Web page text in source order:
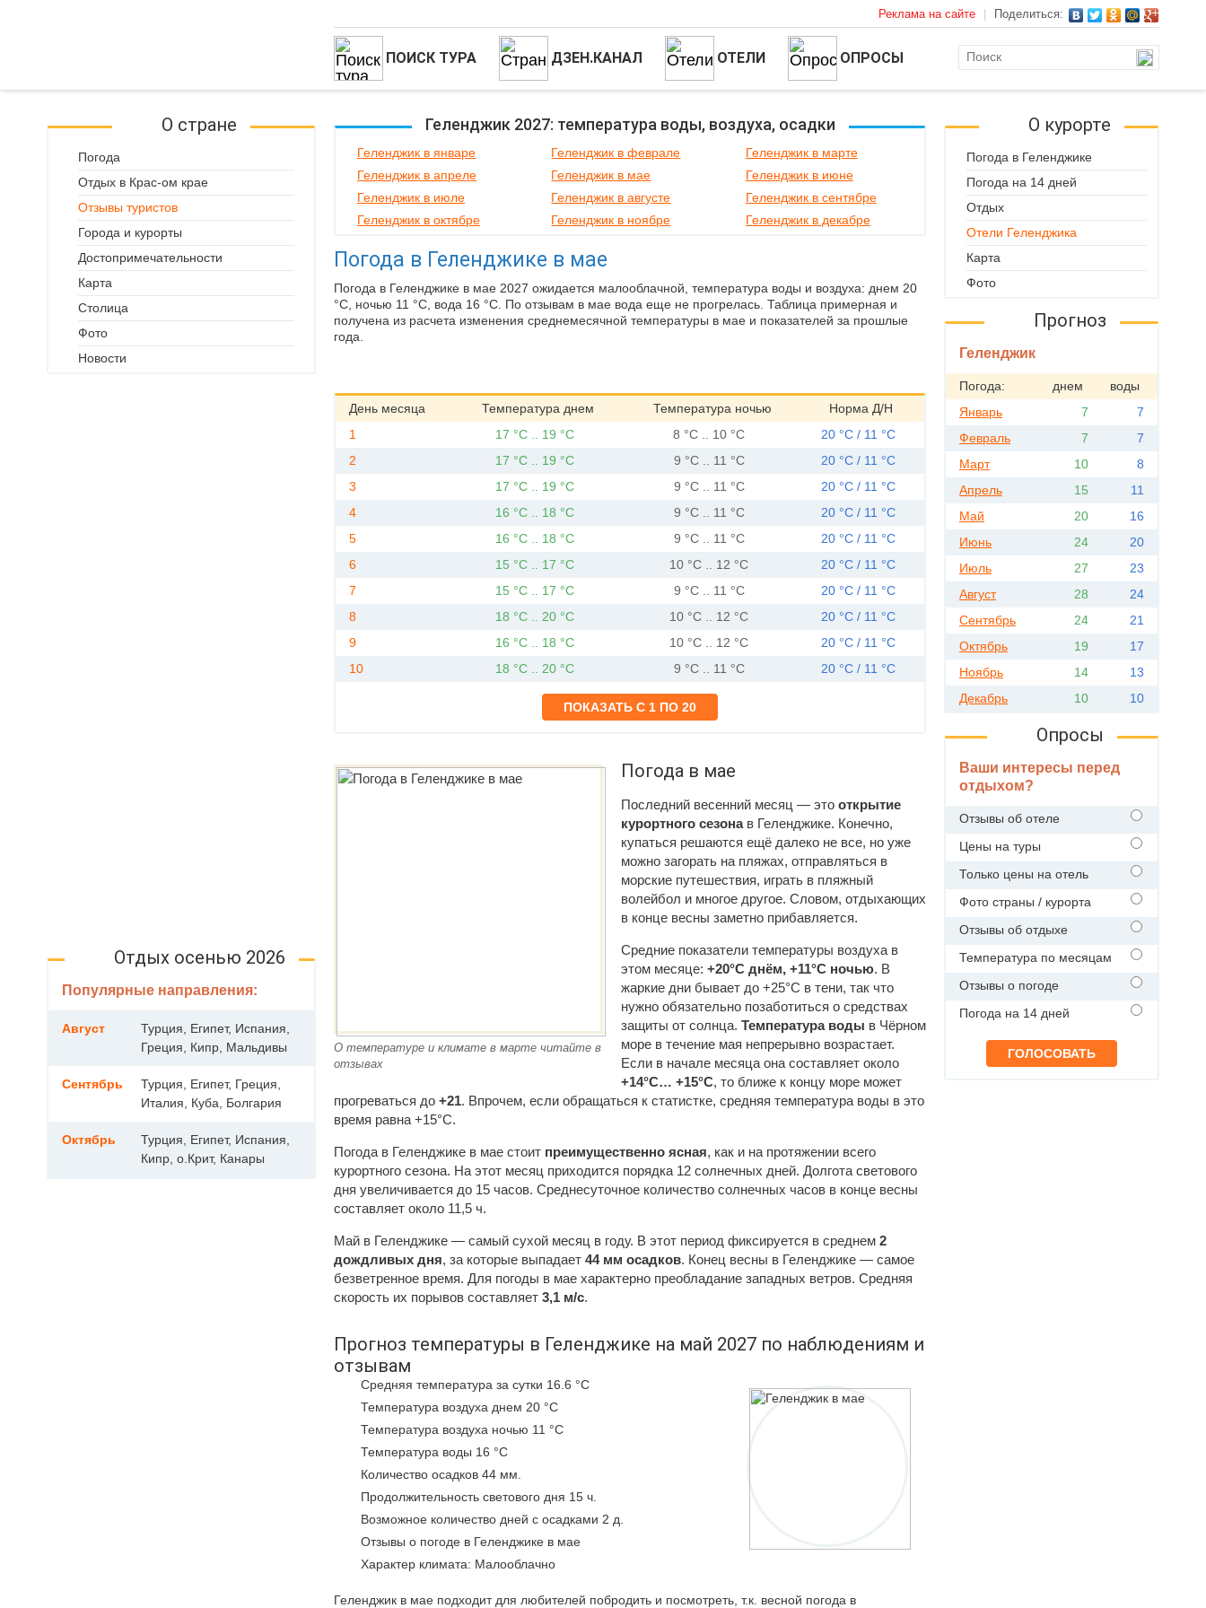
Реклама на сайте Поделиться:
ПОИСК ТУРА ДЗЕН.КАНАЛ ОТЕЛИ ОПРОСЫ
Геленджик 2027: температура воды, воздуха, осадки
Геленджик в январе Геленджик в феврале
Геленджик в марте
Геленджик в апреле
Геленджик в мае
Геленджик в июне
Геленджик в июле
Геленджик в августе
Геленджик в сентябре
Геленджик в октябре
Геленджик в ноябре Геленджик в декабре
Погода в Геленджике в мае
Погода в Геленджике в мае 2027 ожидается малооблачной, температура воды и воздуха: днем 20
°C, ночью 11 °C, вода 16 °C. По отзывам в мае вода еще не прогрелась. Таблица примерная и
получена из расчета изменения среднемесячной температуры в мае и показателей за прошлые
года.
День месяца Температура днем Температура ночью
Норма Д/Н
1
17 °C .. 19 °C 8 °C .. 10 °C
20 °C / 11 °C
2
17 °C .. 19 °C 9 °C .. 11 °C
20 °C / 11 °C
3
17 °C .. 19 °C 9 °C .. 11 °C
20 °C / 11 °C
4
16 °C .. 18 °C 9 °C .. 11 °C
20 °C / 11 °C
5
16 °C .. 18 °C 9 °C .. 11 °C
20 °C / 11 °C
6
15 °C .. 17 °C 10 °C .. 12 °C
20 °C / 11 °C
7
15 °C .. 17 °C 9 °C .. 11 °C
20 °C / 11 °C
8
18 °C .. 20 °C 10 °C .. 12 °C
20 °C / 11 °C
9
16 °C .. 18 °C 10 °C .. 12 °C
20 °C / 11 °C
10
18 °C .. 20 °C 9 °C .. 11 °C 20 °C / 11 °C
О температуре и климате в марте читайте в
отзывах
Погода в мае
Последний весенний месяц — это открытие
курортного сезонав Геленджике. Конечно,
купаться решаются ещё далеко не все, но уже
можно загорать на пляжах, отправляться в
морские путешествия, играть в пляжный
волейбол и многое другое. Словом, отдыхающих
в конце весны заметно прибавляется.
Средние показатели температуры воздуха в
этом месяце: +20°C днём, +11°C ночью. В
жаркие дни бывает до +25°C в тени, так что
нужно обязательно позаботиться о средствах
защиты от солнца. Температура воды в Чёрном
море в течение мая непрерывно возрастает.
Если в начале месяца она составляет около
+14°C… +15°C, то ближе к концу море может
прогреваться до +21. Впрочем, если обращаться к статистке, средняя температура воды в это
время равна +15°C.
Погода в Геленджике в мае стоит преимущественно ясная, как и на протяжении всего
курортного сезона. На этот месяц приходится порядка 12 солнечных дней. Долгота светового
дня увеличивается до 15 часов. Среднесуточное количество солнечных часов в конце весны
составляет около 11,5 ч.
Май в Геленджике — самый сухой месяц в году. В этот период фиксируется в среднем 2
дождливых дня, за которые выпадает 44 мм осадков. Конец весны в Геленджике — самое
безветренное время. Для погоды в мае характерно преобладание западных ветров. Средняя
скорость их порывов составляет 3,1 м/с.
Прогноз температуры в Геленджике на май 2027 по наблюдениям и
отзывам
Средняя температура за сутки 16.6 °C
Температура воздуха днем 20 °C
Температура воздуха ночью 11 °C
Температура воды 16 °C
Количество осадков 44 мм.
Продолжительность светового дня 15 ч.
Возможное количество дней с осадками 2 д.
Отзывы о погоде в Геленджике в мае
Характер климата: Малооблачно
Геленджик в мае подходит для любителей побродить и посмотреть, т.к. весной погода в
О стране
Погода
Отдых в Крас-ом крае
Отзывы туристов
Города и курорты
Достопримечательности
Карта
Столица
Фото
Новости
Отдых осенью 2026
Популярные направления:
Август
Турция, Египет, Испания,
Греция, Кипр, Мальдивы
Сентябрь
Турция, Египет, Греция,
Италия, Куба, Болгария
Октябрь
Турция, Египет, Испания,
Кипр, о.Крит, Канары
О курорте
Погода в Геленджике
Погода на 14 дней
Отдых
Отели Геленджика
Карта
Фото
Прогноз
Геленджик
Погода: днем
воды
Январь
7
7
Февраль
7
7
Март
10
8
Апрель
15
11
Май
20
16
Июнь
24
20
Июль
27
23
Август
28
24
Сентябрь
24
21
Октябрь
19
17
Ноябрь
14
13
Декабрь
10 10
Опросы
Ваши интересы перед
отдыхом?
Отзывы об отеле
Цены на туры
Только цены на отель
Фото страны / курорта
Отзывы об отдыхе
Температура по месяцам
Отзывы о погоде
Погода на 14 дней